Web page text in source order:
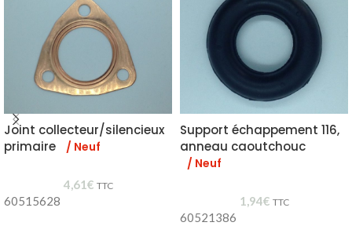
Joint collecteur/silencieux
primaire
/ Neuf
4,61€ TTC
60515628
Support échappement 116,
anneau caoutchouc
/ Neuf
1,94€ TTC
60521386